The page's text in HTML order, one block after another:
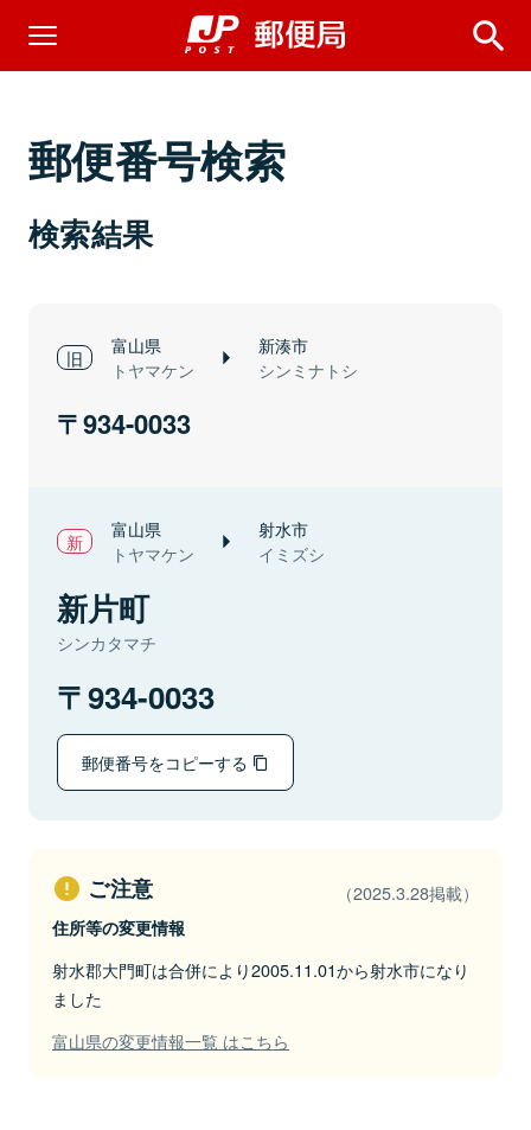
郵便番号検索
検索結果
富山県
トヤマケン
新湊市
シンミナトシ
934-0033
富山県
トヤマケン
射水市
イミズシ
新片町
シンカタマチ
934-0033
郵便番号をコピーする
ご注意 （2025.3.28掲載）
住所等の変更情報
射水郡大門町は合併により2005.11.01から射水市になり
ました
富山県の変更情報一覧 はこちら